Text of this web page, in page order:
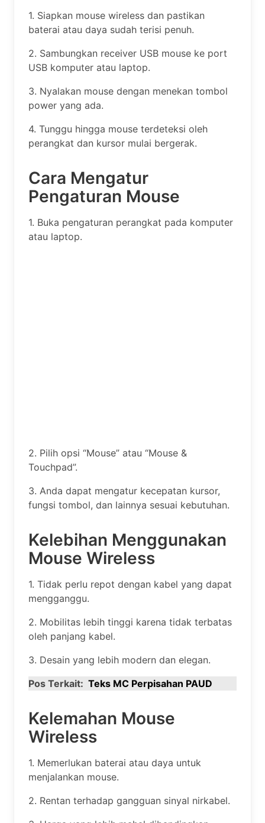
1. Siapkan mouse wireless dan pastikan
baterai atau daya sudah terisi penuh.
2. Sambungkan receiver USB mouse ke port
USB komputer atau laptop.
3. Nyalakan mouse dengan menekan tombol
power yang ada.
4. Tunggu hingga mouse terdeteksi oleh
perangkat dan kursor mulai bergerak.
Cara Mengatur
Pengaturan Mouse
1. Buka pengaturan perangkat pada komputer
atau laptop.
2. Pilih opsi “Mouse” atau “Mouse &
Touchpad”.
3. Anda dapat mengatur kecepatan kursor,
fungsi tombol, dan lainnya sesuai kebutuhan.
Kelebihan Menggunakan
Mouse Wireless
1. Tidak perlu repot dengan kabel yang dapat
mengganggu.
2. Mobilitas lebih tinggi karena tidak terbatas
oleh panjang kabel.
3. Desain yang lebih modern dan elegan.
Pos Terkait: Teks MC Perpisahan PAUD
Kelemahan Mouse
Wireless
1. Memerlukan baterai atau daya untuk
menjalankan mouse.
2. Rentan terhadap gangguan sinyal nirkabel.